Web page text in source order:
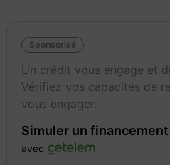
Sponsorisé
Un crédit vous engage et
Vérifiez vos capacités de
vous engager.
Simuler un financement
avec